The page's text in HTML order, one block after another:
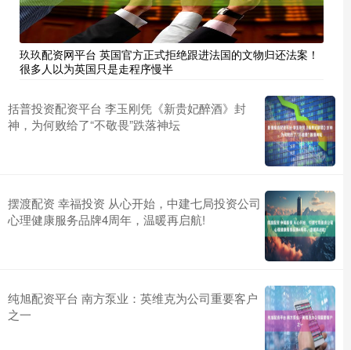
玖玖配资网平台 英国官方正式拒绝跟进法国的文物归还法案！
很多人以为英国只是走程序慢半
括普投资配资平台 李玉刚凭《新贵妃醉酒》封
神，为何败给了“不敬畏”跌落神坛
摆渡配资 幸福投资 从心开始，中建七局投资公司
心理健康服务品牌4周年，温暖再启航!
纯旭配资平台 南方泵业：英维克为公司重要客户
之一